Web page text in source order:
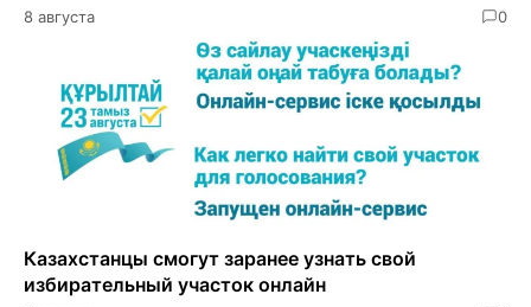
8 августа 0
Казахстанцы смогут заранее узнать свой
избирательный участок онлайн